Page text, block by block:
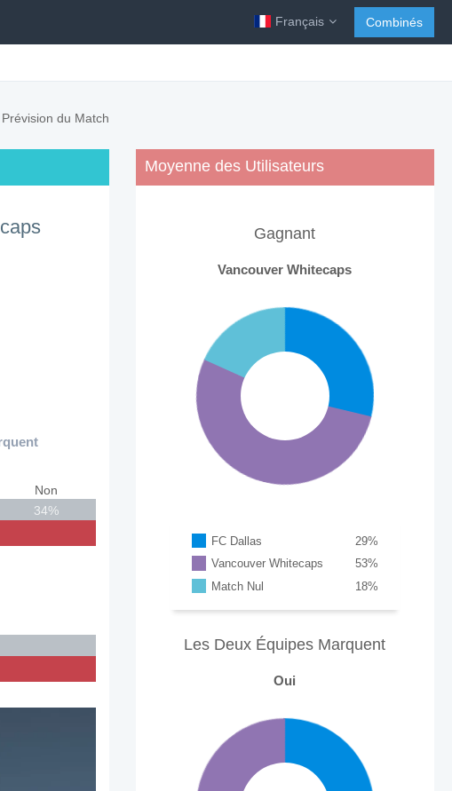
Français Combinés
du Match
Non
34%
Moyenne des Utilisateurs
Gagnant
Vancouver Whitecaps
FC Dallas %
29
Vancouver Whitecaps
%
53
Match Nul
%
18
Les Deux Équipes Marquent
Oui